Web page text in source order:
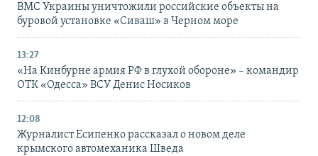
ВМС Украины уничтожили российские объекты на
буровой установке «Сиваш» в Черном море
13:27
«На Кинбурне армия РФ в глухой обороне» – командир
ОТК «Одесса» ВСУ Денис Носиков
12:08
Журналист Есипенко рассказал о новом деле
крымского автомеханика Шведа